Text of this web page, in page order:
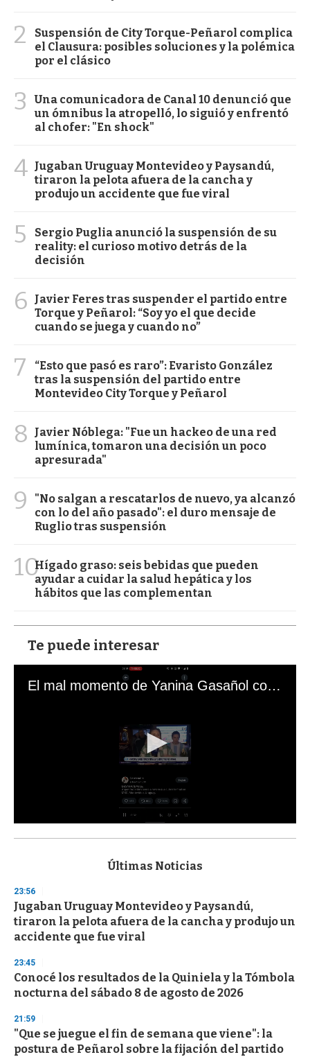
2
Suspensión de City Torque-Peñarol complica
el Clausura: posibles soluciones y la polémica
por el clásico
3
Una comunicadora de Canal 10 denunció que
un ómnibus la atropelló, lo siguió y enfrentó
al chofer: "En shock"
4 Jugaban Uruguay Montevideo y Paysandú,
tiraron la pelota afuera de la cancha y
produjo un accidente que fue viral
5
Sergio Puglia anunció la suspensión de su
reality: el curioso motivo detrás de la
decisión
6
Javier Feres tras suspender el partido entre
Torque y Peñarol: “Soy yo el que decide
cuando se juega y cuando no”
7
“Esto que pasó es raro”: Evaristo González
tras la suspensión del partido entre
Montevideo City Torque y Peñarol
8
Javier Nóblega: "Fue un hackeo de una red
lumínica, tomaron una decisión un poco
apresurada"
9
"No salgan a rescatarlos de nuevo, ya alcanzó
con lo del año pasado": el duro mensaje de
Ruglio tras suspensión
10Hígado graso: seis bebidas que pueden
ayudar a cuidar la salud hepática y los
hábitos que las complementan
Te puede interesar
El mal momento de Yanina Gasañol con un hincha argentino en "Subrayado"
s
d
s
o
f
3
s
e
c
o
d
s
Últimas Noticias
23:56
Jugaban Uruguay Montevideo y Paysandú,
tiraron la pelota afuera de la cancha y produjo un
accidente que fue viral
23:45
Conocé los resultados de la Quiniela y la Tómbola
nocturna del sábado 8 de agosto de 2026
21:59
"Que se juegue el fin de semana que viene": la
postura de Peñarol sobre la fijación del partido